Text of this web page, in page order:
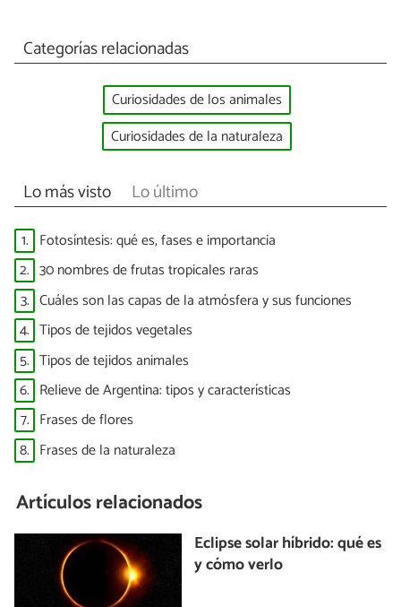
Categorías relacionadas
Curiosidades de los animales
Curiosidades de la naturaleza
Lo más visto Lo último
1. Fotosíntesis: qué es, fases e importancia
2. 30 nombres de frutas tropicales raras
3. Cuáles son las capas de la atmósfera y sus funciones
4. Tipos de tejidos vegetales
5. Tipos de tejidos animales
6. Relieve de Argentina: tipos y características
7. Frases de flores
8. Frases de la naturaleza
Artículos relacionados
Eclipse solar híbrido: qué es
y cómo verlo